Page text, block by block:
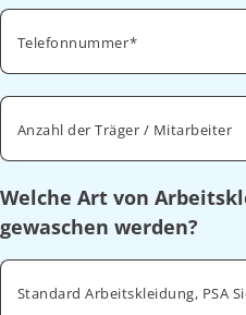
Telefonnummer
Anzahl der Träger / Mitarbeiter
Welche Art von
gewaschen werden?